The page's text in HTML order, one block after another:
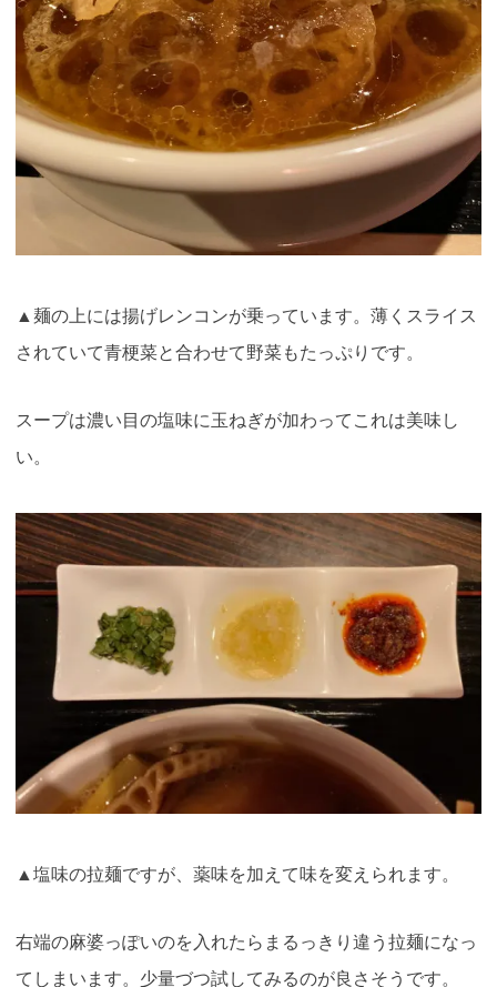
▲麺の上には揚げレンコンが乗っています。薄くスライス
されていて青梗菜と合わせて野菜もたっぷりです。
スープは濃い目の塩味に玉ねぎが加わってこれは美味し
い。
▲塩味の拉麺ですが、薬味を加えて味を変えられます。
右端の麻婆っぽいのを入れたらまるっきり違う拉麺になっ
てしまいます。少量づつ試してみるのが良さそうです。